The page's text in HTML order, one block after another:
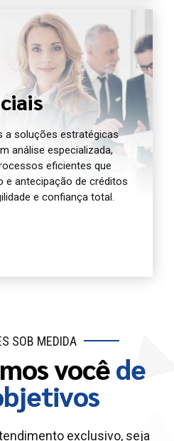
a soluções estratégicas
análise especializada,
eficientes que
e antecipação de créditos
e confiança total.
SOB MEDIDA
vocêde
exclusivo, seja